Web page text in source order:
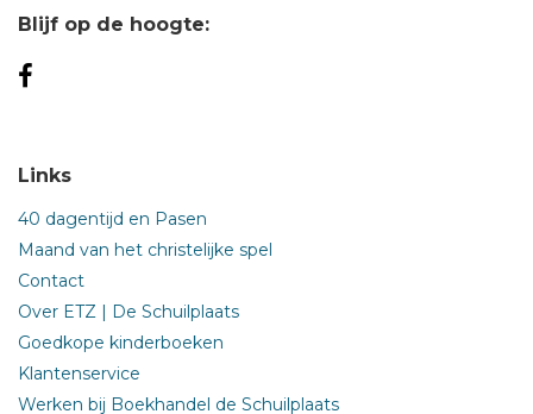
Blijf op de hoogte:
Links
40 dagentijd en Pasen
Maand van het christelijke spel
Contact
Over ETZ | De Schuilplaats
Goedkope kinderboeken
Klantenservice
Werken bij Boekhandel de Schuilplaats